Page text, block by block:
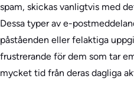
spam, skickas vanligtvis med
Dessa typer av e-
påståenden eller felaktiga
frustrerande för dem som tar
mycket tid från deras dagliga